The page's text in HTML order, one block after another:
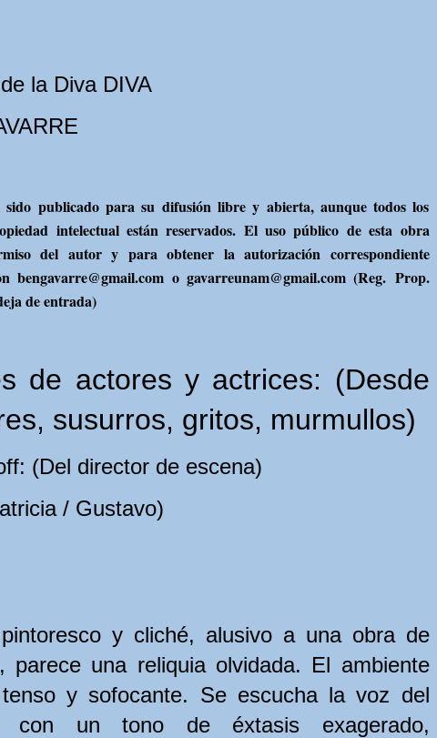
la Diva DIVA
publicado para su difusión libre y abierta, aunque todos los
intelectual están reservados. El uso público de esta obra
del autor y para obtener la autorización correspondiente
bengavarre@gmail.com o gavarreunam@gmail.com (Reg. Prop.
de entrada)
de actores y actrices: (Desde
susurros, gritos, murmullos)
(Del director de escena)
/ Gustavo)
y cliché, alusivo a una obra de
, parece una reliquia olvidada. El ambiente
y sofocante. Se escucha la voz del
con un tono de éxtasis exagerado,